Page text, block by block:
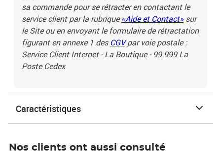
sa commande pour se rétracter en contactant le
service client par la rubrique«Aide et Contact» sur
le Site ou en envoyant le formulaire de rétractation
figurant en annexe 1 des CGVpar voie postale :
Service Client Internet - La Boutique - 99 999 La
Poste Cedex
Caractéristiques
Nos clients ont aussi consulté